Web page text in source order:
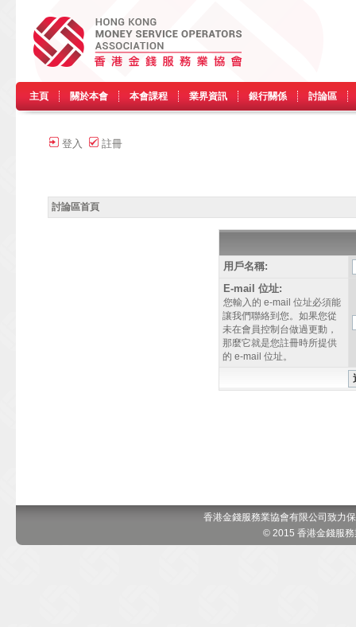
主頁 關於本會 本會課程 業界資訊 銀行關係 討論區
登入 註冊
討論區首頁
用戶名稱:
E-mail 位址:
您輸入的 e-mail 位址必須能
讓我們聯絡到您。如果您從
未在會員控制台做過更動，
那麼它就是您註冊時所提供
的 e-mail 位址。
香港金錢服務業協會有限公司致力
© 2015 香港金錢服